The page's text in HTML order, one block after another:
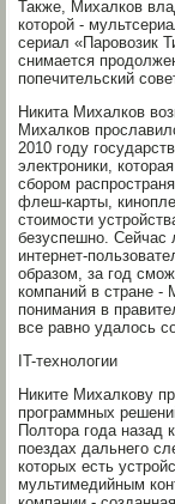
Также, Михалков
которой -
сериал «Паровозик
снимается
попечительский
Никита Михалков
Михалков
2010 году
электроники,
сбором
флеш-карты,
стоимости
безуспешно. Сейчас
интернет-
образом, за год
компаний в стране -
понимания в
все равно удалось
IT-технологии
Никите Михалкову
программных
Полтора года назад
поездах дальнего
которых есть
мультимедийным